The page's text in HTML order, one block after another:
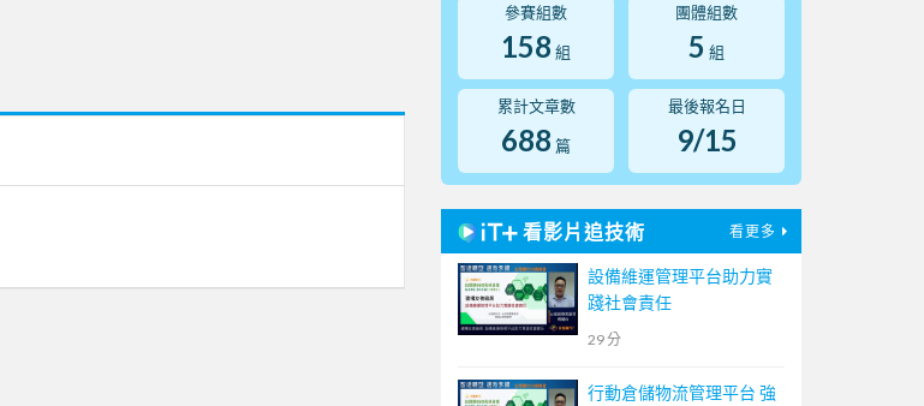
參賽組數
158 組
團體組數
5 組
累計文章數
688 篇
最後報名日
9/15
看影片追技術 看更多
設備維運管理平台助力實
踐社會責任
29 分
行動倉儲物流管理平台 強